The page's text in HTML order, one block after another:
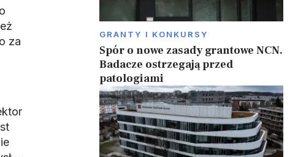
za
GRANTY I KONKURSY
Spór o nowe zasady grantowe NCN.
Badacze ostrzegają przed
patologiami